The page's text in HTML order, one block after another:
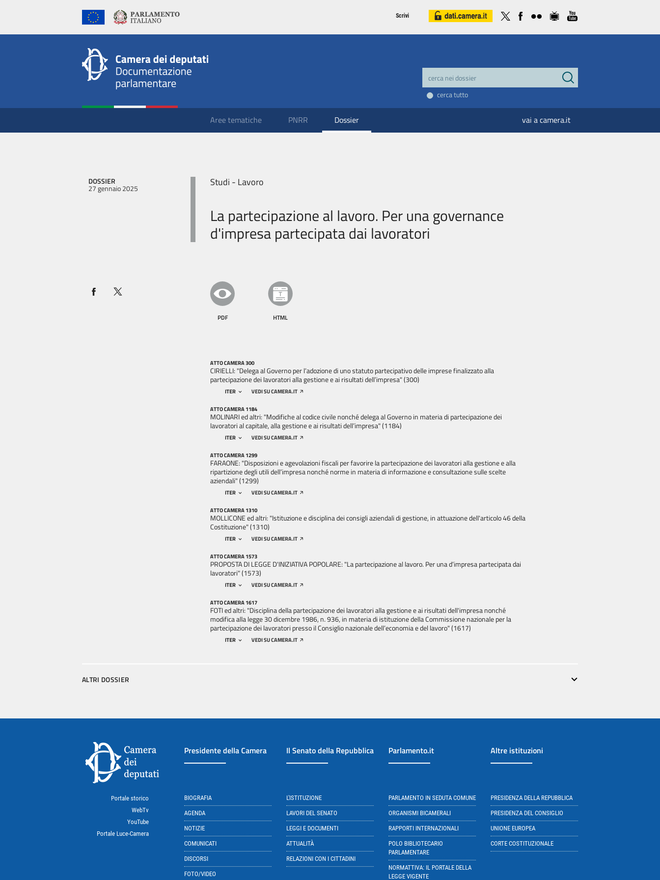
Scrivi
cerca tutto
Aree tematiche PNRR Dossier vai a camera.it
DOSSIER
27 gennaio 2025 Studi - Lavoro
La partecipazione al lavoro. Per una governance
d'impresa partecipata dai lavoratori
PDF HTML
ATTO CAMERA 300
CIRIELLI: "Delega al Governo per l’adozione di uno statuto partecipativo delle imprese finalizzato alla
partecipazione dei lavoratori alla gestione e ai risultati dell’impresa" (300)
ITER VEDI SU CAMERA.IT
ATTO CAMERA 1184
MOLINARI ed altri: "Modifiche al codice civile nonché delega al Governo in materia di partecipazione dei
lavoratori al capitale, alla gestione e ai risultati dell’impresa" (1184)
ITER VEDI SU CAMERA.IT
ATTO CAMERA 1299
FARAONE: "Disposizioni e agevolazioni fiscali per favorire la partecipazione dei lavoratori alla gestione e alla
ripartizione degli utili dell’impresa nonché norme in materia di informazione e consultazione sulle scelte
aziendali" (1299)
ITER VEDI SU CAMERA.IT
ATTO CAMERA 1310
MOLLICONE ed altri: "Istituzione e disciplina dei consigli aziendali di gestione, in attuazione dell'articolo 46 della
Costituzione" (1310)
ITER VEDI SU CAMERA.IT
ATTO CAMERA 1573
PROPOSTA DI LEGGE D'INIZIATIVA POPOLARE: "La partecipazione al lavoro. Per una d’impresa partecipata dai
lavoratori" (1573)
ITER VEDI SU CAMERA.IT
ATTO CAMERA 1617
FOTI ed altri: "Disciplina della partecipazione dei lavoratori alla gestione e ai risultati dell'impresa nonché
modifica alla legge 30 dicembre 1986, n. 936, in materia di istituzione della Commissione nazionale per la
partecipazione dei lavoratori presso il Consiglio nazionale dell’economia e del lavoro" (1617)
ITER VEDI SU CAMERA.IT
ALTRI DOSSIER
Portale storico
WebTv
YouTube
Portale Luce-Camera
Presidente della Camera
BIOGRAFIA
AGENDA
NOTIZIE
COMUNICATI
DISCORSI
FOTO/VIDEO
Il Senato della Repubblica
L'ISTITUZIONE
LAVORI DEL SENATO
LEGGI E DOCUMENTI
ATTUALITÀ
RELAZIONI CON I CITTADINI
Parlamento.it
PARLAMENTO IN SEDUTA COMUNE
ORGANISMI BICAMERALI
RAPPORTI INTERNAZIONALI
POLO BIBLIOTECARIO
PARLAMENTARE
NORMATTIVA: IL PORTALE DELLA
LEGGE VIGENTE
Altre istituzioni
PRESIDENZA DELLA REPUBBLICA
PRESIDENZA DEL CONSIGLIO
UNIONE EUROPEA
CORTE COSTITUZIONALE